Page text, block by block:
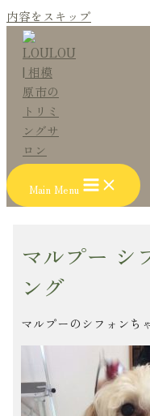
内容をスキップ
Main Menu
マルプー シ
ング
マルプーのシフォンち